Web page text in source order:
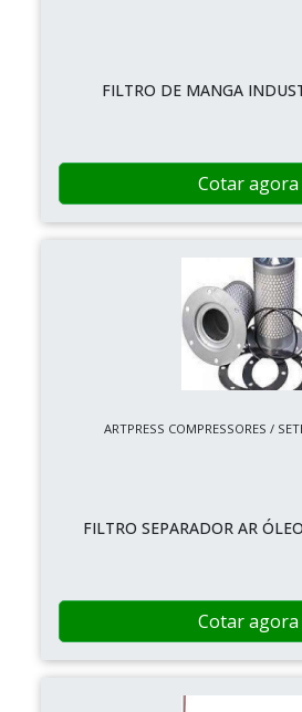
FILTRO DE MANGA
Cotar agora
ARTPRESS COMPRESSORES /
FILTRO SEPARADOR AR
Cotar agora